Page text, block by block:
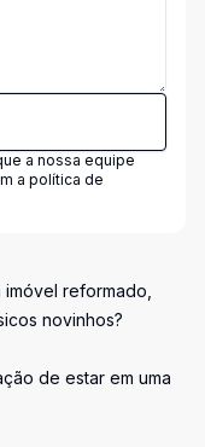
a nossa equipe
a política de
reformado,
novinhos?
de estar em uma